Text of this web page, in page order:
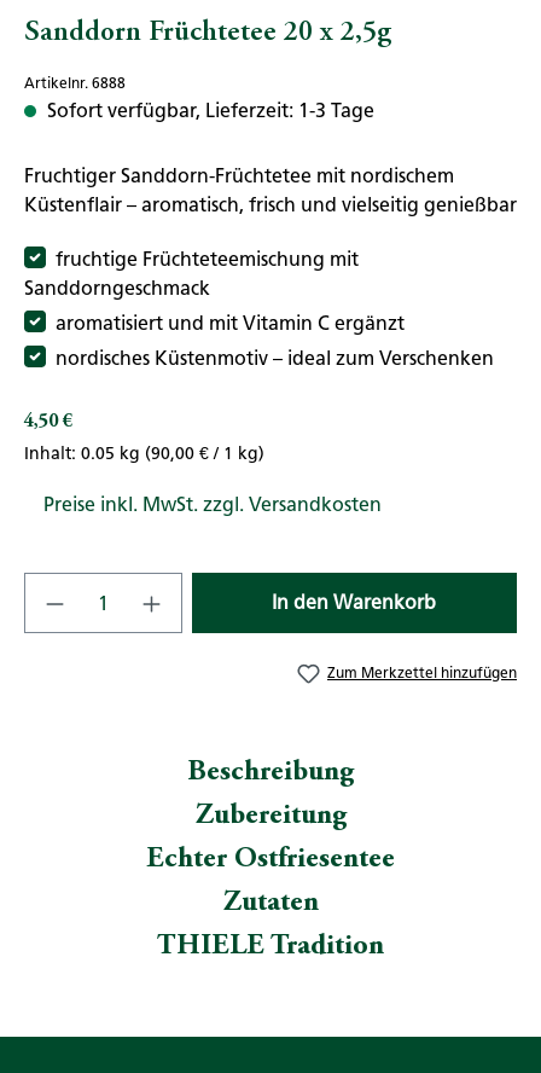
Sanddorn Früchtetee 20 x 2,5g
Artikelnr. 6888
Sofort verfügbar, Lieferzeit: 1-3 Tage
Fruchtiger Sanddorn-Früchtetee mit nordischem
Küstenflair – aromatisch, frisch und vielseitig genießbar
fruchtige Früchteteemischung mit
Sanddorngeschmack
aromatisiert und mit Vitamin C ergänzt
nordisches Küstenmotiv – ideal zum Verschenken
Regulärer Preis:
4,50 €
Inhalt: 0.05 kg (90,00 € / 1 kg)
Preise inkl. MwSt. zzgl. Versandkosten
Produkt Anzahl: Gib den gewünschten
In den Warenkorb
Zum Merkzettel hinzufügen
Beschreibung
Zubereitung
Echter Ostfriesentee
Zutaten
THIELE Tradition